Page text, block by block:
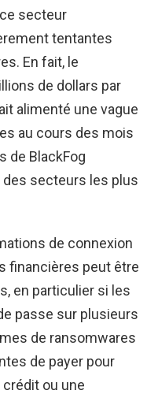
secteur
tentantes
En fait, le
de dollars par
alimenté une vague
au cours des mois
de BlackFog
des secteurs les plus
de connexion
financières peut être
en particulier si les
passe sur plusieurs
de ransomwares
de payer pour
ou une